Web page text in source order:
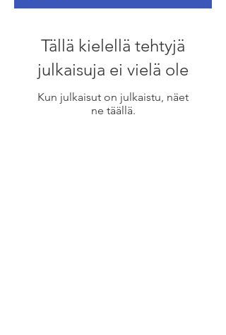
Tällä kielellä tehtyjä
julkaisuja ei vielä ole
Kun julkaisut on julkaistu, näet
ne täällä.